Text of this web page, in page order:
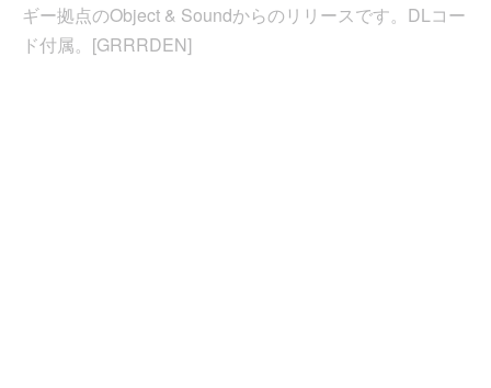
ギー拠点のObject & Soundからのリリースです。DLコー
ド付属。[GRRRDEN]